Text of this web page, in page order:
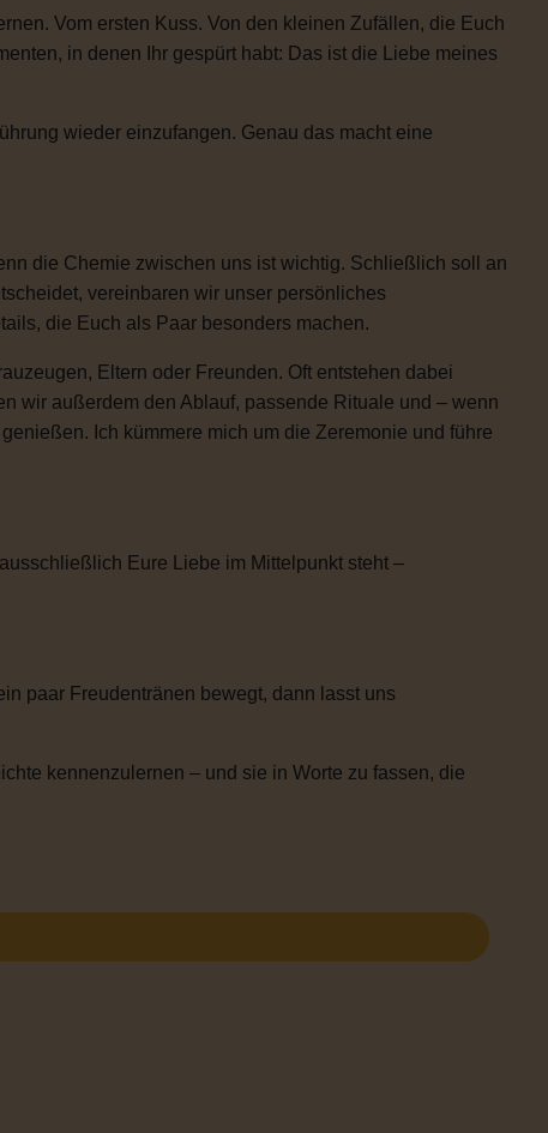
Vom ersten Kuss. Von den kleinen Zufällen, die Euch
in denen Ihr gespürt habt: Das ist die Liebe meines
wieder einzufangen. Genau das macht eine
die Chemie zwischen uns ist wichtig. Schließlich soll an
vereinbaren wir unser persönliches
die Euch als Paar besonders machen.
Eltern oder Freunden. Oft entstehen dabei
wir außerdem den Ablauf, passende Rituale und – wenn
Ich kümmere mich um die Zeremonie und führe
Eure Liebe im Mittelpunkt steht –
paar Freudentränen bewegt, dann lasst uns
kennenzulernen – und sie in Worte zu fassen, die